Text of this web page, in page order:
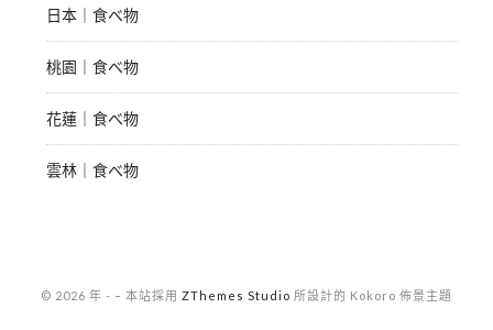
日本｜食べ物
桃園｜食べ物
花蓮｜食べ物
雲林｜食べ物
© 2026 年 - – 本站採用 ZThemes Studio 所設計的 Kokoro 佈景主題